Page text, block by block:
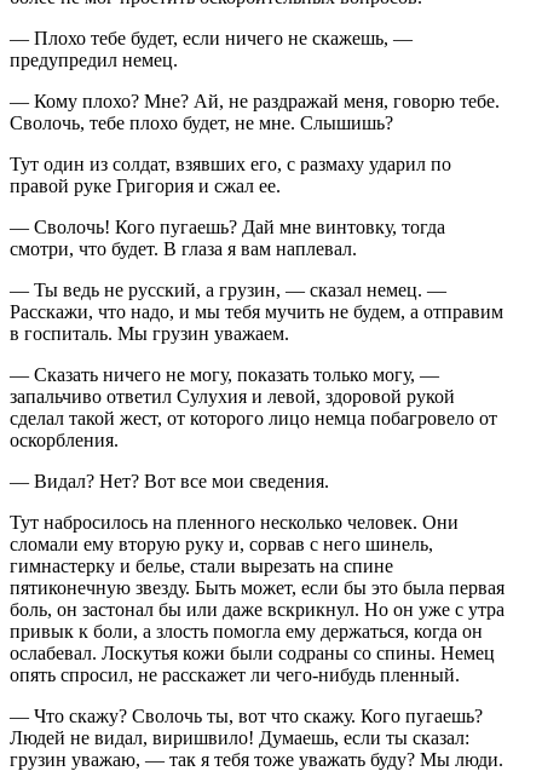
— Плохо тебе будет, если ничего не скажешь, —
предупредил немец.
— Кому плохо? Мне? Ай, не раздражай меня, говорю тебе.
Сволочь, тебе плохо будет, не мне. Слышишь?
Тут один из солдат, взявших его, с размаху ударил по
правой руке Григория и сжал ее.
— Сволочь! Кого пугаешь? Дай мне винтовку, тогда
смотри, что будет. В глаза я вам наплевал.
— Ты ведь не русский, а грузин, — сказал немец. —
Расскажи, что надо, и мы тебя мучить не будем, а отправим
в госпиталь. Мы грузин уважаем.
— Сказать ничего не могу, показать только могу, —
запальчиво ответил Сулухия и левой, здоровой рукой
сделал такой жест, от которого лицо немца побагровело от
оскорбления.
— Видал? Нет? Вот все мои сведения.
Тут набросилось на пленного несколько человек. Они
сломали ему вторую руку и, сорвав с него шинель,
гимнастерку и белье, стали вырезать на спине
пятиконечную звезду. Быть может, если бы это была первая
боль, он застонал бы или даже вскрикнул. Но он уже с утра
привык к боли, а злость помогла ему держаться, когда он
ослабевал. Лоскутья кожи были содраны со спины. Немец
опять спросил, не расскажет ли чего-нибудь пленный.
— Что скажу? Сволочь ты, вот что скажу. Кого пугаешь?
Людей не видал, виришвило! Думаешь, если ты сказал:
грузин уважаю, — так я тебя тоже уважать буду? Мы люди.